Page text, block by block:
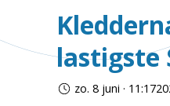
lastigste
zo. 8 juni ·